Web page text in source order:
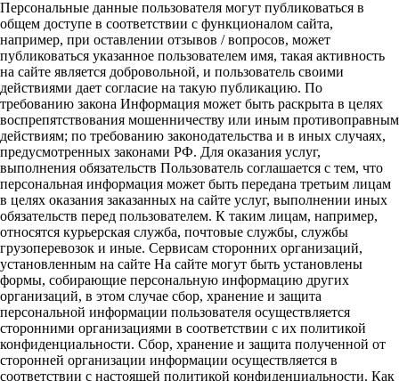
Персональные данные пользователя могут публиковаться в
общем доступе в соответствии с функционалом сайта,
например, при оставлении отзывов / вопросов, может
публиковаться указанное пользователем имя, такая активность
на сайте является добровольной, и пользователь своими
действиями дает согласие на такую публикацию. По
требованию закона Информация может быть раскрыта в целях
воспрепятствования мошенничеству или иным противоправным
действиям; по требованию законодательства и в иных случаях,
предусмотренных законами РФ. Для оказания услуг,
выполнения обязательств Пользователь соглашается с тем, что
персональная информация может быть передана третьим лицам
в целях оказания заказанных на сайте услуг, выполнении иных
обязательств перед пользователем. К таким лицам, например,
относятся курьерская служба, почтовые службы, службы
грузоперевозок и иные. Сервисам сторонних организаций,
установленным на сайте На сайте могут быть установлены
формы, собирающие персональную информацию других
организаций, в этом случае сбор, хранение и защита
персональной информации пользователя осуществляется
сторонними организациями в соответствии с их политикой
конфиденциальности. Сбор, хранение и защита полученной от
сторонней организации информации осуществляется в
соответствии с настоящей политикой конфиденциальности. Как